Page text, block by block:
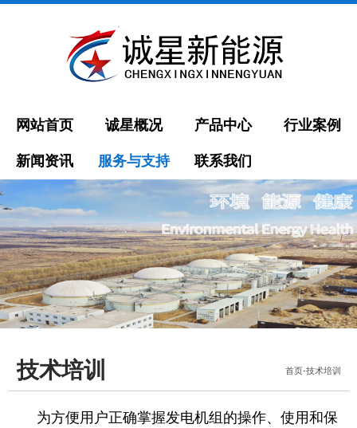
网站首页 诚星概况 产品中心 行业案例
新闻资讯 服务与支持 联系我们
技术培训 首页-技术培训
为方便用户正确掌握发电机组的操作、使用和保